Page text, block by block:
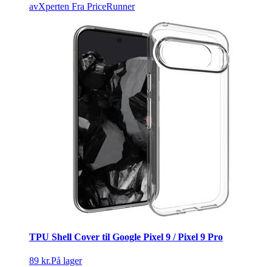
avXperten Fra PriceRunner
TPU Shell Cover til Google Pixel 9 / Pixel 9 Pro
89 kr.På lager